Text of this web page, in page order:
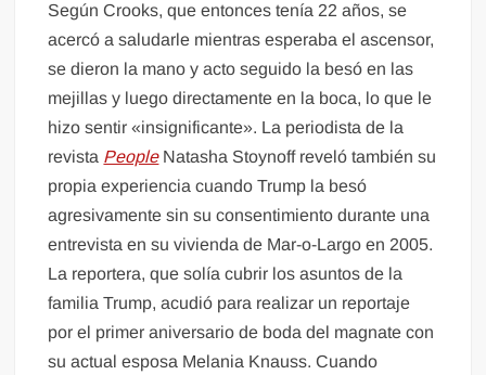
Según Crooks, que entonces tenía 22 años, se
acercó a saludarle mientras esperaba el ascensor,
se dieron la mano y acto seguido la besó en las
mejillas y luego directamente en la boca, lo que le
hizo sentir «insignificante». La periodista de la
revista PeopleNatasha Stoynoff reveló también su
propia experiencia cuando Trump la besó
agresivamente sin su consentimiento durante una
entrevista en su vivienda de Mar-o-Largo en 2005.
La reportera, que solía cubrir los asuntos de la
familia Trump, acudió para realizar un reportaje
por el primer aniversario de boda del magnate con
su actual esposa Melania Knauss. Cuando